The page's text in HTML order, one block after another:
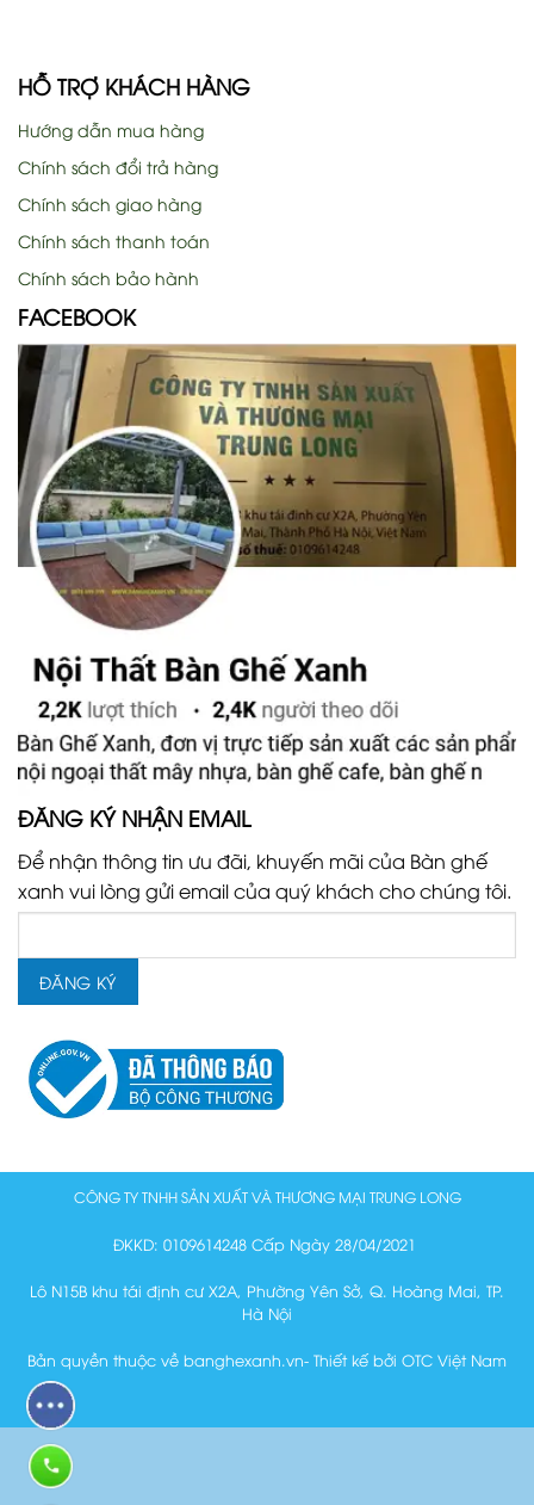
HỖ TRỢ KHÁCH HÀNG
Hướng dẫn mua hàng
Chính sách đổi trả hàng
Chính sách giao hàng
Chính sách thanh toán
Chính sách bảo hành
FACEBOOK
ĐĂNG KÝ NHẬN EMAIL
Để nhận thông tin ưu đãi, khuyến mãi của Bàn ghế
xanh vui lòng gửi email của quý khách cho chúng tôi.
CÔNG TY TNHH SẢN XUẤT VÀ THƯƠNG MẠI TRUNG LONG
ĐKKD: 0109614248 Cấp Ngày 28/04/2021
Lô N15B khu tái định cư X2A, Phường Yên Sở, Q. Hoàng Mai, TP.
Hà Nội
Bản quyền thuộc về banghexanh.vn- Thiết kế bởi OTC Việt Nam